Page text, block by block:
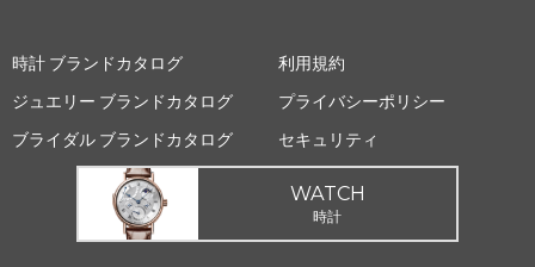
時計 ブランドカタログ
ジュエリー ブランドカタログ
ブライダル ブランドカタログ
利用規約
プライバシーポリシー
セキュリティ
WATCH
時計